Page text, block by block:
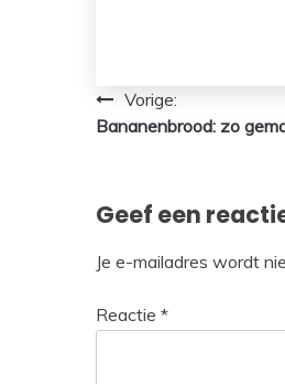
Bericht
navigatie
Vorige:
Bananenbrood: zo
Geef een
Je e-mailadres wordt
Reactie *